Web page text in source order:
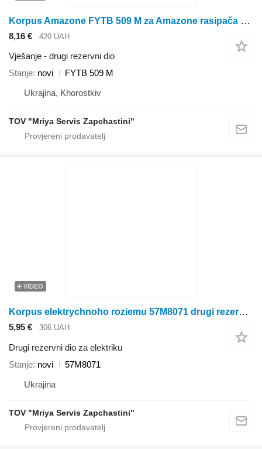
Korpus Amazone FYTB 509 M za Amazone rasipača gnojiva
8,16 € 420 UAH
Vješanje - drugi rezervni dio
Stanje novi
FYTB 509 M
Ukrajina, Khorostkiv
TOV "Mriya Servis Zapchastini"
VIDEO
Korpus elektrychnoho roziemu 57M8071 drugi rezervni dio za elektriku za Amazone rasipača gnojiva
5,95 € 306 UAH
Drugi rezervni dio za elektriku
Stanje novi
57M8071
Ukrajina
TOV "Mriya Servis Zapchastini"